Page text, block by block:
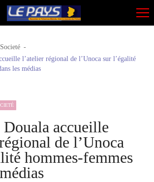
Societé
l’atelier régional de l’Unoca sur l’égalité
les médias
accueille
de l’Unoca
hommes-femmes